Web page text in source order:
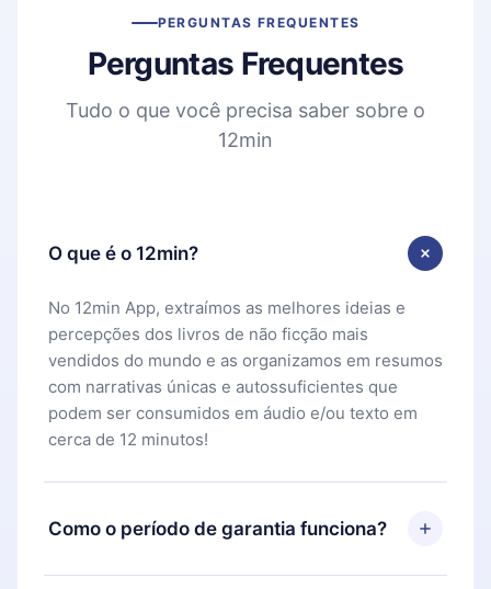
PERGUNTAS FREQUENTES
Perguntas Frequentes
Tudo o que você precisa saber sobre o
12min
O que é o 12min?
No 12min App, extraímos as melhores ideias e
percepções dos livros de não ficção mais
vendidos do mundo e as organizamos em resumos
com narrativas únicas e autossuficientes que
podem ser consumidos em áudio e/ou texto em
cerca de 12 minutos!
Como o período de garantia funciona?
Você pode baixar nosso aplicativo e começar a